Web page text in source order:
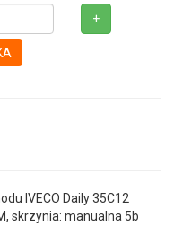
+
IVECO Daily 35C12
skrzynia: manualna 5b